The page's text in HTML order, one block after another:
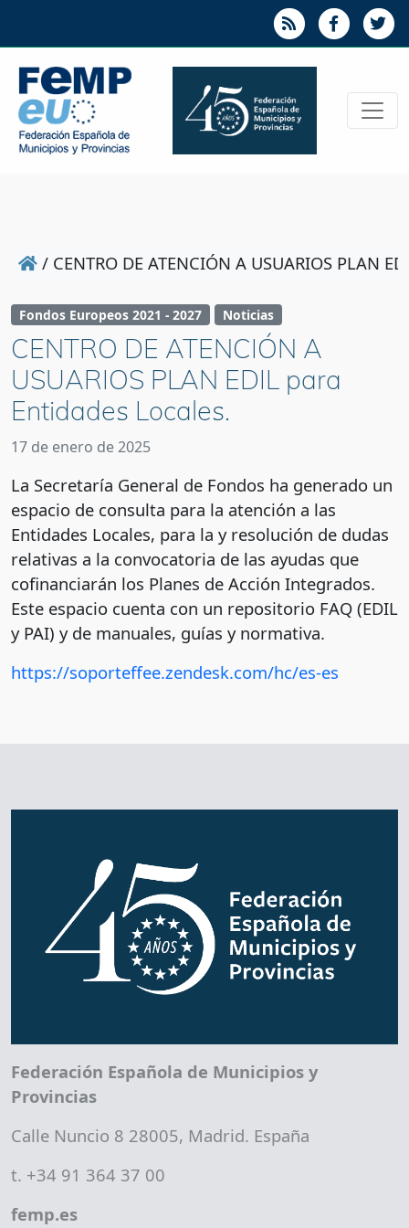
/ CENTRO DE ATENCIÓN A USUARIOS PLAN
Fondos Europeos 2021 - 2027 Noticias
CENTRO DE ATENCIÓN A
USUARIOS PLAN EDIL para
Entidades Locales.
17 de enero de 2025
La Secretaría General de Fondos ha generado un
espacio de consulta para la atención a las
Entidades Locales, para la y resolución de dudas
relativas a la convocatoria de las ayudas que
cofinanciarán los Planes de Acción Integrados.
Este espacio cuenta con un repositorio FAQ (EDIL
y PAI) y de manuales, guías y normativa.
https://soporteffee.zendesk.com/hc/es-es
Federación Española de Municipios y
Provincias
Calle Nuncio 8 28005, Madrid. España
t. +34 91 364 37 00
femp.es